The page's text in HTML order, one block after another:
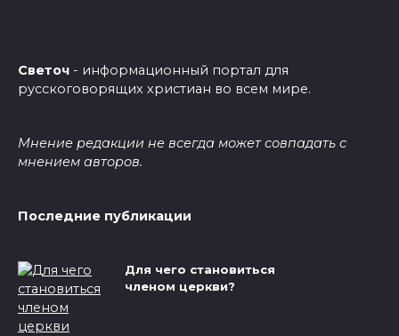
Светоч - информационный портал для
русскоговорящих христиан во всем мире.
Мнение редакции не всегда может совпадать с
мнением авторов.
Последние публикации
Для чего становиться
членом церкви?